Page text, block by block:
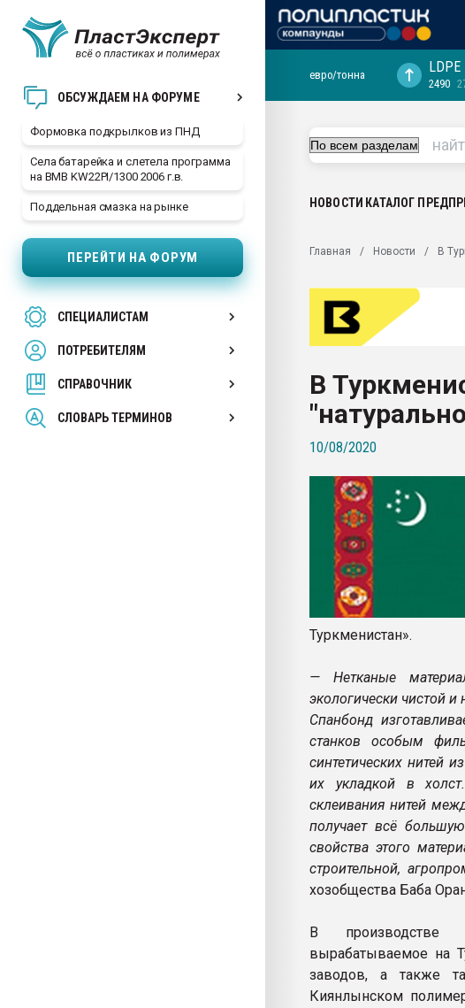
ОБСУЖДАЕМ НА ФОРУМЕ
Формовка подкрылков из ПНД
Села батарейка и слетела программа
на BMB KW22PI/1300 2006 г.в.
Поддельная смазка на рынке
ПЕРЕЙТИ НА ФОРУМ
СПЕЦИАЛИСТАМ
ПОТРЕБИТЕЛЯМ
СПРАВОЧНИК
СЛОВАРЬ ТЕРМИНОВ
29.07.2026 ФРП помог "Ижевскому
Вакуум-формовочные машины:
28.07.2026 Автоматизация выходит
первый план в переработке
пластмасс
ситуацией на строительном рынке
Всё, что касается выдува ПЭТ
ПЕРЕЙТИ НА ФОРУМ
евро/тонна LDPE
2490
НОВОСТИ КАТАЛОГ
Главная Новости В
В
10/08/2020
Туркменистан».
— Нетканые
экологически чистой
Спанбонд
станков особым
синтетических нитей
их укладкой в
склеивания нитей
получает всё
свойства этого
строительной,
хозобщества Баба
В производстве
вырабатываемое на
заводов, а также
Киянлынском